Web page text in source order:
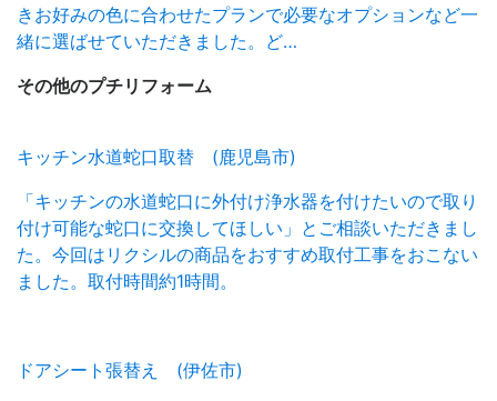
きお好みの色に合わせたプランで必要なオプションなど一
緒に選ばせていただきました。ど…
その他のプチリフォーム
キッチン水道蛇口取替 (鹿児島市)
「キッチンの水道蛇口に外付け浄水器を付けたいので取り
付け可能な蛇口に交換してほしい」とご相談いただきまし
た。今回はリクシルの商品をおすすめ取付工事をおこない
ました。取付時間約1時間。
ドアシート張替え (伊佐市)